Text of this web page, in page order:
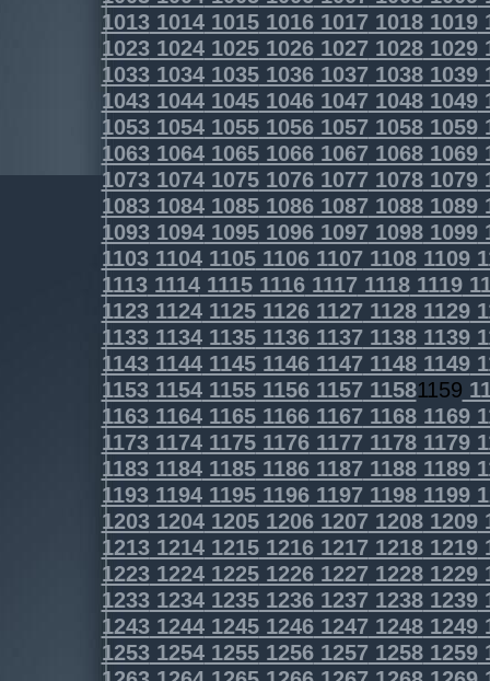
1013101410151016101710181019
1023102410251026102710281029
1033103410351036103710381039
1043104410451046104710481049
1053105410551056105710581059
1063106410651066106710681069
1073107410751076107710781079
1083108410851086108710881089
1093109410951096109710981099
1103110411051106110711081109
1113111411151116111711181119
1123112411251126112711281129
1133113411351136113711381139
1143114411451146114711481149
1153115411551156115711581159
1163116411651166116711681169
1173117411751176117711781179
1183118411851186118711881189
1193119411951196119711981199
1203120412051206120712081209
1213121412151216121712181219
1223122412251226122712281229
1233123412351236123712381239
1243124412451246124712481249
1253125412551256125712581259